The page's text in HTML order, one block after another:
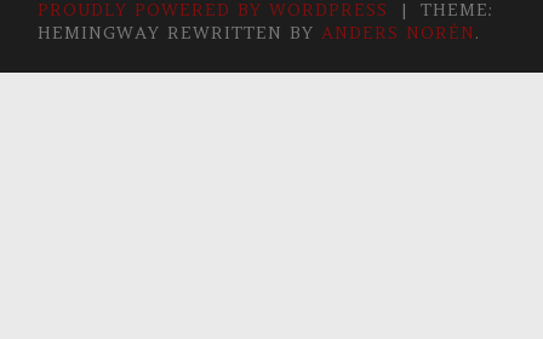
PROUDLY POWERED BY WORDPRESS |
THEME:
HEMINGWAY REWRITTEN BYANDERS NORÉN.